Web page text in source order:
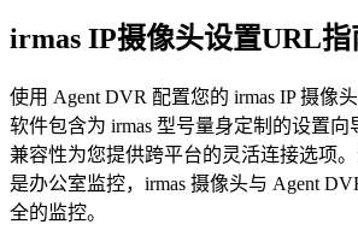
irmas IP摄像头设置URL指
使用 Agent DVR 配置您的 irmas IP 摄像
软件包含为 irmas 型号量身定制的设置向
兼容性为您提供跨平台的灵活连接选项
是办公室监控，irmas 摄像头与 Agent
全的监控。